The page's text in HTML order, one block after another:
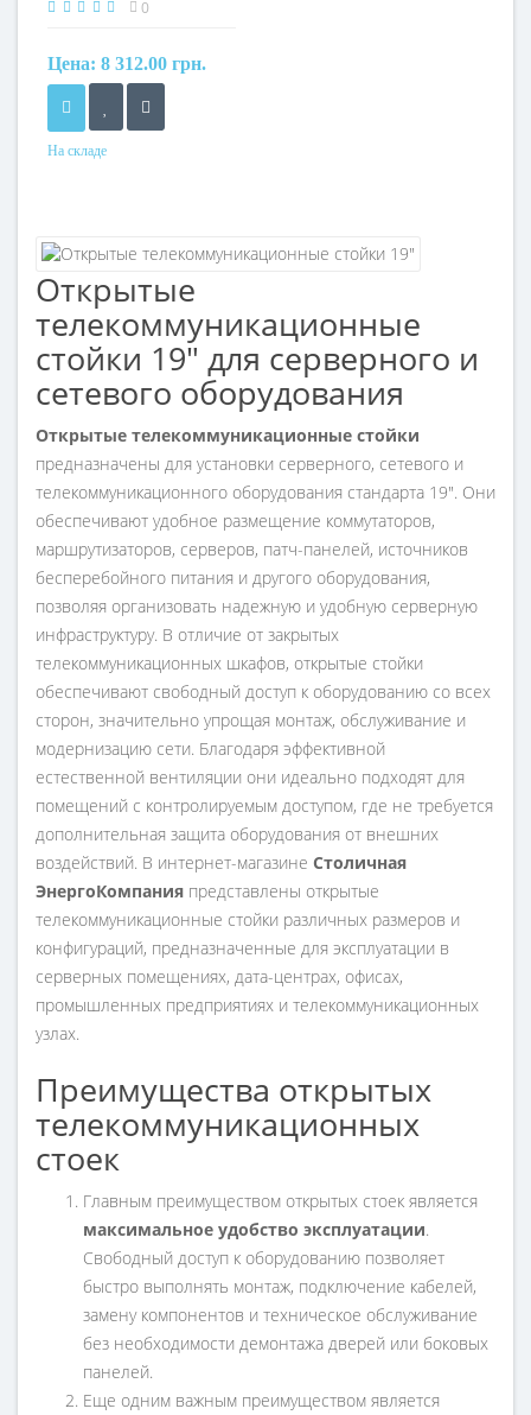
0
Цена: 8 312.00 грн.
На складе
Открытые
телекоммуникационные
стойки 19" для серверного и
сетевого оборудования
Открытые телекоммуникационные стойки
предназначены для установки серверного, сетевого и
телекоммуникационного оборудования стандарта 19". Они
обеспечивают удобное размещение коммутаторов,
маршрутизаторов, серверов, патч-панелей, источников
бесперебойного питания и другого оборудования,
позволяя организовать надежную и удобную серверную
инфраструктуру. В отличие от закрытых
телекоммуникационных шкафов, открытые стойки
обеспечивают свободный доступ к оборудованию со всех
сторон, значительно упрощая монтаж, обслуживание и
модернизацию сети. Благодаря эффективной
естественной вентиляции они идеально подходят для
помещений с контролируемым доступом, где не требуется
дополнительная защита оборудования от внешних
воздействий. В интернет-магазине Столичная
ЭнергоКомпания представлены открытые
телекоммуникационные стойки различных размеров и
конфигураций, предназначенные для эксплуатации в
серверных помещениях, дата-центрах, офисах,
промышленных предприятиях и телекоммуникационных
узлах.
Преимущества открытых
телекоммуникационных
стоек
Главным преимуществом открытых стоек является
максимальное удобство эксплуатации.
Свободный доступ к оборудованию позволяет
быстро выполнять монтаж, подключение кабелей,
замену компонентов и техническое обслуживание
без необходимости демонтажа дверей или боковых
панелей.
Еще одним важным преимуществом является